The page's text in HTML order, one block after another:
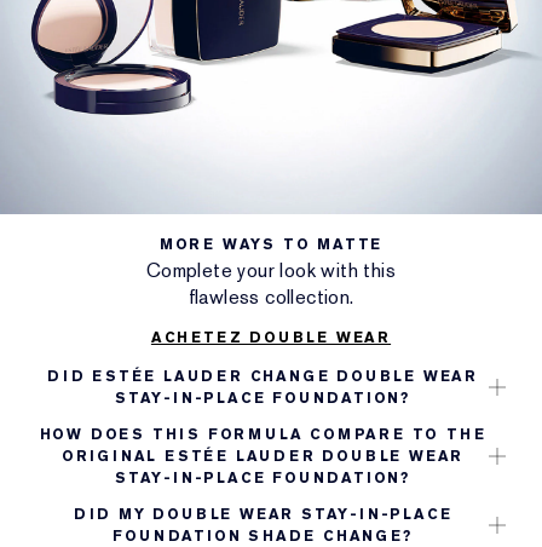
MORE WAYS TO MATTE
Complete your look with this
flawless collection.
ACHETEZ DOUBLE WEAR
DID ESTÉE LAUDER CHANGE DOUBLE WEAR
STAY-IN-PLACE FOUNDATION?
HOW DOES THIS FORMULA COMPARE TO THE
ORIGINAL ESTÉE LAUDER DOUBLE WEAR
STAY-IN-PLACE FOUNDATION?
DID MY DOUBLE WEAR STAY-IN-PLACE
FOUNDATION SHADE CHANGE?